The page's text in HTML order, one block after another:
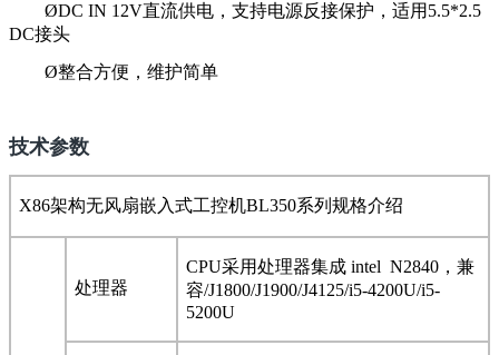
ØDC IN 12V直流供电，支持电源反接保护，适用5.5*2.5
DC接头
Ø整合方便，维护简单
技术参数
X86架构无风扇嵌入式工控机BL350系列规格介绍
处理器
CPU采用处理器集成 intel N2840，兼
容/J1800/J1900/J4125/i5-4200U/i5-
5200U